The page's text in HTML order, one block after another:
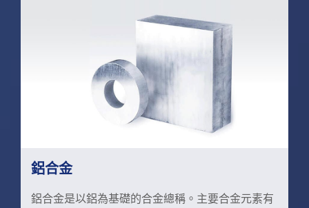
存在，依據石墨形態的不同大致分為白口鑄鐵（煉
鋼生鐵）、灰口鑄鐵，可鍛鑄鐵，球墨鑄鐵等。
鋁合金
鋁合金是以鋁為基礎的合金總稱。主要合金元素有